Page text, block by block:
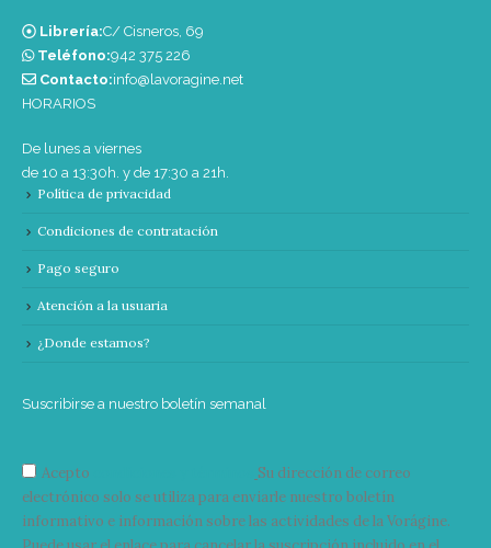
Librería:C/ Cisneros, 69
Teléfono:‭942 375 226‬
Contacto:info@lavoragine.net
HORARIOS
De lunes a viernes
de 10 a 13:30h. y de 17:30 a 21h.
Política de privacidad
Condiciones de contratación
Pago seguro
Atención a la usuaria
¿Donde estamos?
Suscribirse a nuestro boletín semanal
Acepto
Su dirección de correo
electrónico solo se utiliza para enviarle nuestro boletín
informativo e información sobre las actividades de la Vorágine.